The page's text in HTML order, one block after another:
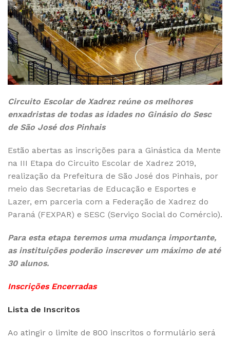
Circuito Escolar de Xadrez reúne os melhores
enxadristas de todas as idades no Ginásio do Sesc
de São José dos Pinhais
Estão abertas as inscrições para a Ginástica da Mente
na III Etapa do Circuito Escolar de Xadrez 2019,
realização da Prefeitura de São José dos Pinhais, por
meio das Secretarias de Educação e Esportes e
Lazer, em parceria com a Federação de Xadrez do
Paraná (FEXPAR) e SESC (Serviço Social do Comércio).
Para esta etapa teremos uma mudança importante,
as instituições poderão inscrever um máximo de até
30 alunos.
Inscrições Encerradas
Lista de Inscritos
Ao atingir o limite de 800 inscritos o formulário será